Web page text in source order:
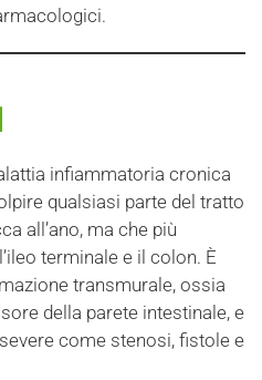
infiammatoria cronica
qualsiasi parte del tratto
all’ano, ma che più
terminale e il colon. È
transmurale, ossia
della parete intestinale, e
come stenosi, fistole e